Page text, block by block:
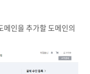
메인을 추가할 도메인의